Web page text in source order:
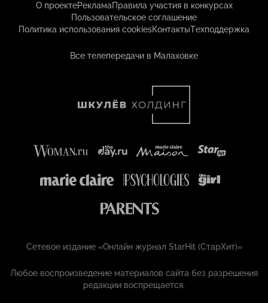
О проектеРекламаПравила участия в конкурсах
Пользовательское соглашение
Политика использования cookiesКонтактыТехподдержка
Все телепередачи в Малаховке
Сетевое издание «Онлайн журнал StarHit (СтарХит)»
Любое воспроизведение материалов сайта без разрешения
редакции воспрещается.